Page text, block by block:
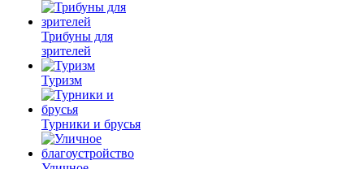
Трибуны для
зрителей
Туризм
Турники и брусья